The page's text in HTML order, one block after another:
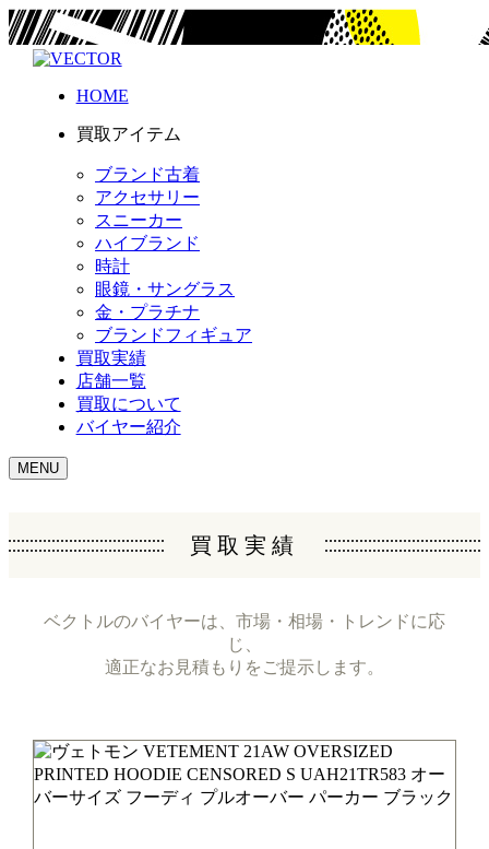
HOME
買取アイテム
ブランド古着
アクセサリー
スニーカー
ハイブランド
時計
眼鏡・サングラス
金・プラチナ
ブランドフィギュア
買取実績
店舗一覧
買取について
バイヤー紹介
MENU
買取実績
ベクトルのバイヤーは、市場・相場・トレンドに応
じ、
適正なお見積もりをご提示します。